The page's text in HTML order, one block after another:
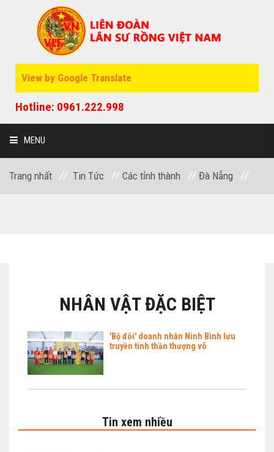
View by Google Translate
Hotline: 0961.222.998
MENU
CỬA HÀNG
THI ĐẤU
Trang nhất Tin Tức Các tỉnh thành Đà Nẵng
NHÂN VẬT ĐẶC BIỆT
'Bộ đôi' doanh nhân Ninh Bình lưu
truyền tinh thần thượng võ
Tin xem nhiều